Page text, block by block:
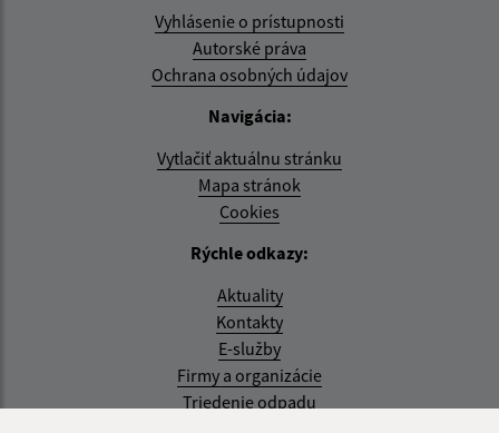
Vyhlásenie o prístupnosti
Autorské práva
Ochrana osobných údajov
Navigácia:
Vytlačiť aktuálnu stránku
Mapa stránok
Cookies
Rýchle odkazy:
Aktuality
Kontakty
E-služby
Firmy a organizácie
Triedenie odpadu